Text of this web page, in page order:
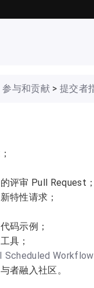
参与和贡献> 提交者
评审 Pull Request；
特性请求；
码示例；
具；
Scheduled Workflow
者融入社区。